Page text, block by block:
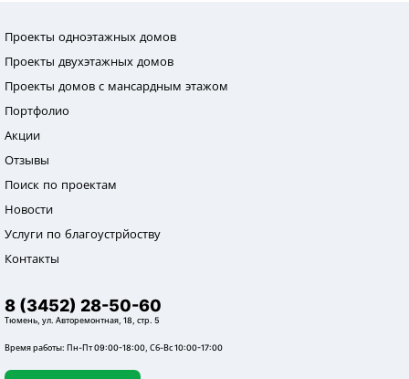
Проекты одноэтажных домов
Проекты двухэтажных домов
Проекты домов с мансардным этажом
Портфолио
Акции
Отзывы
Поиск по проектам
Новости
Услуги по благоустрйоству
Контакты
8 (3452) 28-50-60
Тюмень, ул. Авторемонтная, 18, стр. 5
Время работы: Пн-Пт 09:00-18:00, Сб-Вс 10:00-17:00